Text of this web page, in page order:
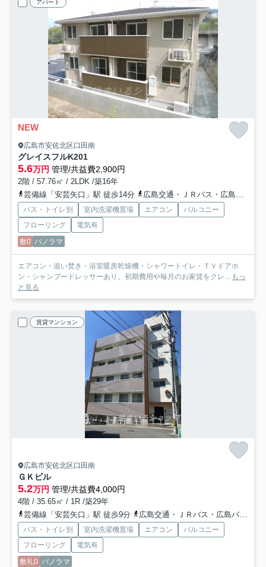
アパート
NEW
広島市安佐北区口田南
グレイスフルK201
5.6万円 管理/共益費2,900円
2階 / 57.76㎡ / 2LDK /築16年
芸備線「安芸矢口」駅 徒歩14分
広島交通・ＪＲバス・広島バス「上小田バス停」バス停下車 徒歩5分
バス・トイレ別 室内洗濯機置場 エアコン
バルコニー
フローリング
電気有
敷0 パノラマ
エアコン・追い焚き・浴室暖房乾燥機・シャワートイレ・ＴＶドアホ
ン・シャンプードレッサーあり。初期費用や毎月のお家賃をクレ... もっ
と見る
賃貸マンション
広島市安佐北区口田南
ＧＫビル
5.2万円 管理/共益費4,000円
4階 / 35.65㎡ / 1R /築29年
芸備線「安芸矢口」駅 徒歩9分
広島交通・ＪＲバス・広島バス「矢口上バス停」バス停下車 徒歩1分
バス・トイレ別 室内洗濯機置場 エアコン
バルコニー
フローリング
電気有
敷礼0 パノラマ